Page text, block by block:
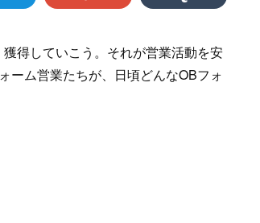
得していこう。それが営業活動を安
ーム営業たちが、日頃どんなOBフォ